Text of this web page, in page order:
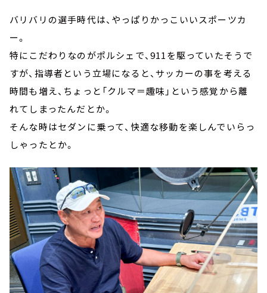
バリバリの選手時代は、やっぱりかっこいいスポーツカ
ー。
特にこだわりなのがポルシェで、911を駆っていたそうで
すが、指導者という立場になると、サッカーの事を考える
時間も増え、ちょっと「クルマ＝趣味」という感覚から離
れてしまったんだとか。
そんな時はセダンに乗って、快適な移動を楽しんでいらっ
しゃったとか。